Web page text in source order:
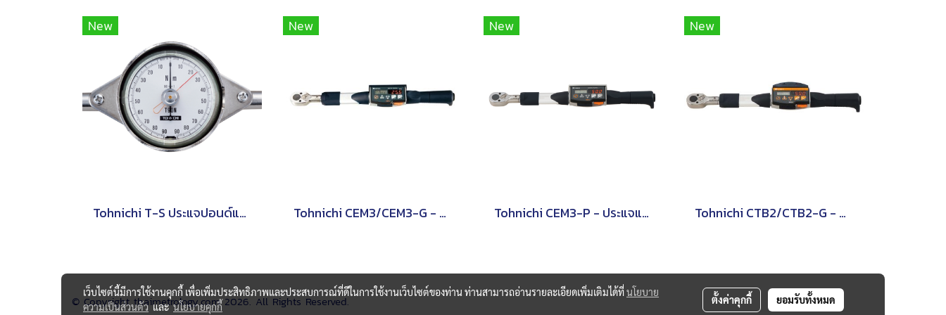
New
Tohnichi T-S ประแจปอนด์แบบหน้าปัดชนิดด้ามจับรูปตัว T
New
Tohnichi CEM3/CEM3-G - ประแจวัดแรงบิดแบบอ่านค่าโดยตรง
New
Tohnichi CEM3-P - ประแจแรงบิดดิจิตอลชนิดหัวเปลี่ยนได้
New
Tohnichi CTB2/CTB2-G - ประแจปอนด์แบบดิจิทัล
© Copyright thaimetrology.com 2026. All Rights Reserved.
เว็บไซต์นี้มีการใช้งานคุกกี้ เพื่อเพิ่มประสิทธิภาพและประสบการณ์ที่ดีในการใช้งานเว็บไซต์ของท่าน ท่านสามารถอ่านรายละเอียดเพิ่มเติมได้ที่นโยบาย
ความเป็นส่วนตัวและนโยบายคุกกี้
ตั้งค่าคุกกี้ ยอมรับทั้งหมด